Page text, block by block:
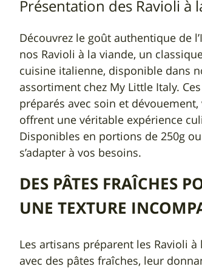
Présentation des Ravioli à
Découvrez le goût authentique de
nos Ravioli à la viande, un
cuisine italienne, disponible dans
assortiment chez My Little Italy.
préparés avec soin et dévouement,
offrent une véritable expérience
Disponibles en portions de 250g
s’adapter à vos besoins.
DES PÂTES FRAÎCHES
UNE TEXTURE
Les artisans préparent les Ravioli à
avec des pâtes fraîches, leur